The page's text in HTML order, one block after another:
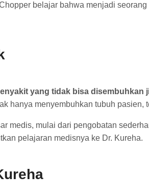
belajar bahwa menjadi
yang tidak bisa disembuhkan
hanya menyembuhkan tubuh pasien,
medis, mulai dari pengobatan
pelajaran medisnya ke Dr. Kureha.